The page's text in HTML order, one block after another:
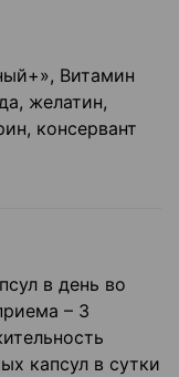
Витамин
желатин,
консервант
в день во
– 3
капсул в сутки